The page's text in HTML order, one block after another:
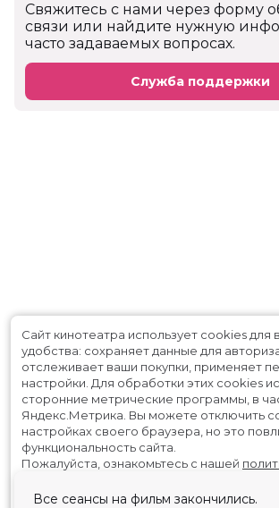
Cвяжитесь с нами через форму
связи или найдите нужную
часто задаваемых вопросах.
Служба поддержки
Все сеансы на фильм закончились.
Сайт кинотеатра использует cookies для
удобства: сохраняет данные для
отслеживает ваши покупки, применяет
настройки. Для обработки этих cookies
сторонние метрические программы, в
Яндекс.Метрика. Вы можете отключить
настройках своего браузера, но это
функциональность сайта.
Пожалуйста, ознакомьтесь с нашей